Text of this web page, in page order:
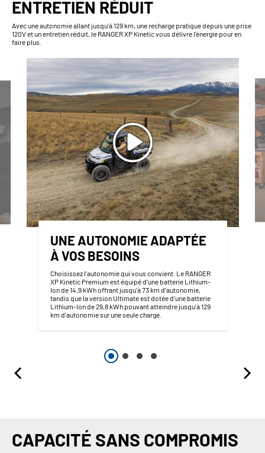
ENTRETIEN RÉDUIT
Avec une autonomie allant jusqu'à 129 km, une recharge pratique depuis une prise
120V et un entretien réduit, le RANGER XP Kinetic vous délivre l'énergie pour en
faire plus.
UNE AUTONOMIE ADAPTÉE
À VOS BESOINS
Choisissez l'autonomie qui vous convient. Le RANGER
XP Kinetic Premium est équipé d'une batterie Lithium-
Ion de 14,9 kWh offrant jusqu'à 73 km d'autonomie,
tandis que la version Ultimate est dotée d'une batterie
Lithium-Ion de 29,8 kWh pouvant atteindre jusqu'à 129
km d'autonomie sur une seule charge.
CAPACITÉ SANS COMPROMIS